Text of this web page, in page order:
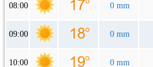
08:00 0 mm
09:00 0 mm
10:00 0 mm